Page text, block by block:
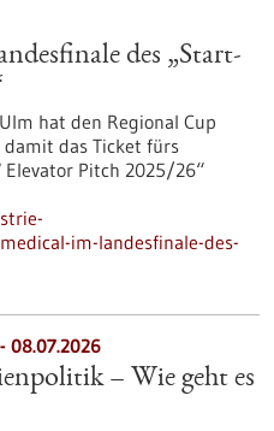
des „Start-
hat den Regional Cup
damit das Ticket fürs
Elevator Pitch 2025/26“
im-landesfinale-des-
08.07.2026
– Wie geht es